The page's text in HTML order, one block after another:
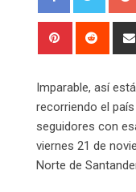
Pinterest Reddit
Imparable, así
recorriendo el
seguidores con
viernes 21 de
Norte de